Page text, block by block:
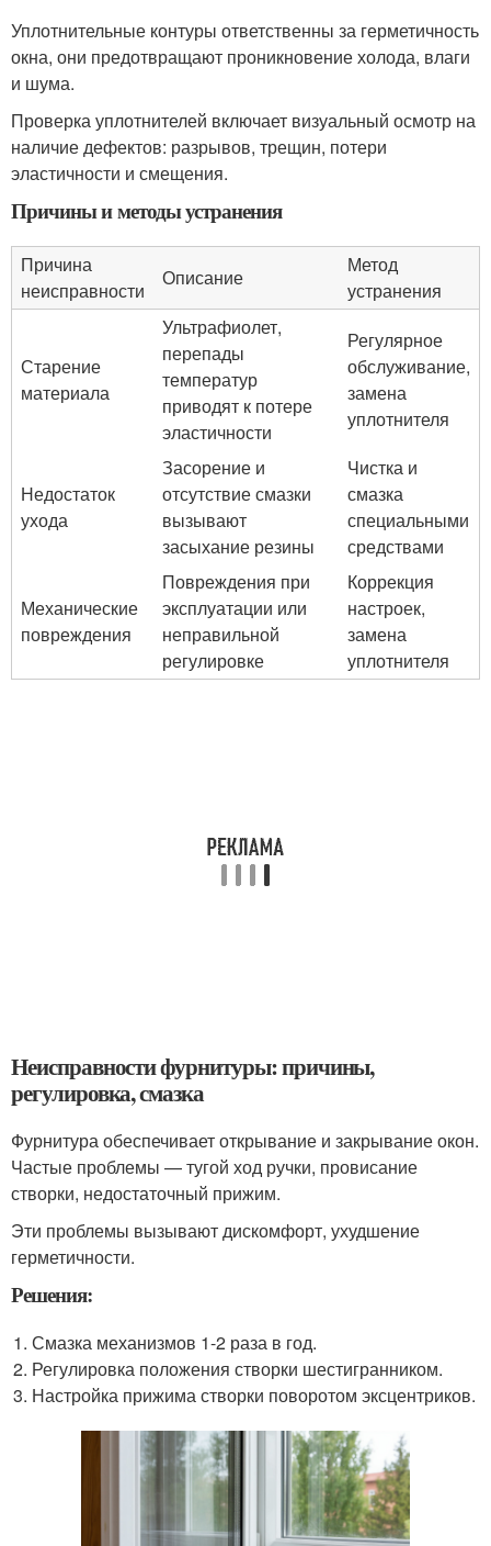
Уплотнительные контуры ответственны за герметичность
окна, они предотвращают проникновение холода, влаги
и шума.
Проверка уплотнителей включает визуальный осмотр на
наличие дефектов: разрывов, трещин, потери
эластичности и смещения.
Причины и методы устранения
Причина
неисправности
Описание
Метод
устранения
Старение
материала
Ультрафиолет,
перепады
температур
приводят к потере
эластичности
Регулярное
обслуживание,
замена
уплотнителя
Недостаток
ухода
Засорение и
отсутствие смазки
вызывают
засыхание резины
Чистка и
смазка
специальными
средствами
Механические
повреждения
Повреждения при
эксплуатации или
неправильной
регулировке
Коррекция
настроек,
замена
уплотнителя
Неисправности фурнитуры: причины,
регулировка, смазка
Фурнитура обеспечивает открывание и закрывание окон.
Частые проблемы — тугой ход ручки, провисание
створки, недостаточный прижим.
Эти проблемы вызывают дискомфорт, ухудшение
герметичности.
Решения:
Смазка механизмов 1-2 раза в год.
Регулировка положения створки шестигранником.
Настройка прижима створки поворотом эксцентриков.